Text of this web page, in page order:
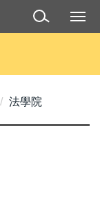
法學院